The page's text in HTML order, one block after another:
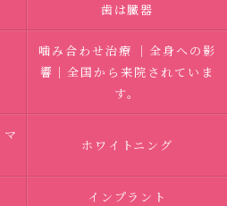
歯は臓器
噛み合わせ治療 ｜全身への影
響｜全国から来院されていま
す。
ホワイトニング
インプラント